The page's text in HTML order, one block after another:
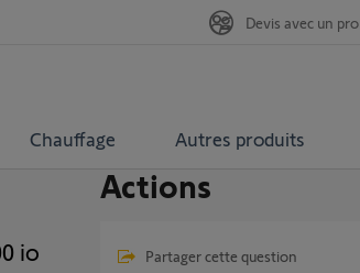
Chauffage Autres produits
Devis avec un pro
io
Actions
Partager cette question